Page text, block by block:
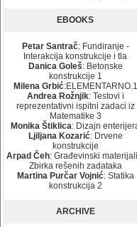
EBOOKS
Petar Santrač: Fundiranje -
Interakcija konstrukcije i tla
Danica Goleš: Betonske
konstrukcije 1
Milena Grbić:ELEMENTARNO.1
Andrea Rožnjik: Testovi i
reprezentativni ispitni zadaci iz
Matematike 3
Monika Štiklica: Dizajn
Ljiljana Kozarić: Drvene
konstrukcije
Arpad Čeh: Građevinski
Zbirka rešenih zadataka
Martina Purčar Vojnić: Statika
konstrukcija 2
ARCHIVE